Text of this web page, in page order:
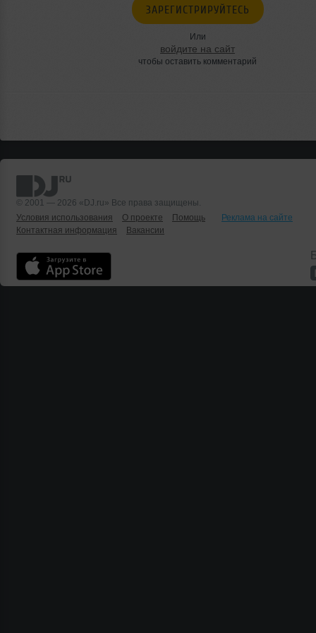
ЗАРЕГИСТРИРУЙТЕСЬ
Или
войдите на сайт
чтобы оставить комментарий
© 2001 — 2026 «DJ.ru» Все права защищены.
Условия использования
О проекте Помощь
Реклама на сайте
Контактная информация
Вакансии